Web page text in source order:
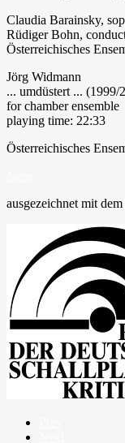
Claudia Barainsky,
Rüdiger Bohn,
Österreichisches
Jörg Widmann
... umdüstert ... (1999/
for chamber ensemble
playing time: 22:33
Österreichisches
ausgezeichnet mit